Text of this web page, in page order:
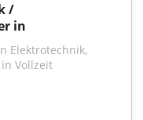
/
in
Elektrotechnik,
Vollzeit